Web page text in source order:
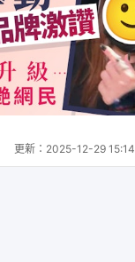
更新： 2025-12-29 15:14